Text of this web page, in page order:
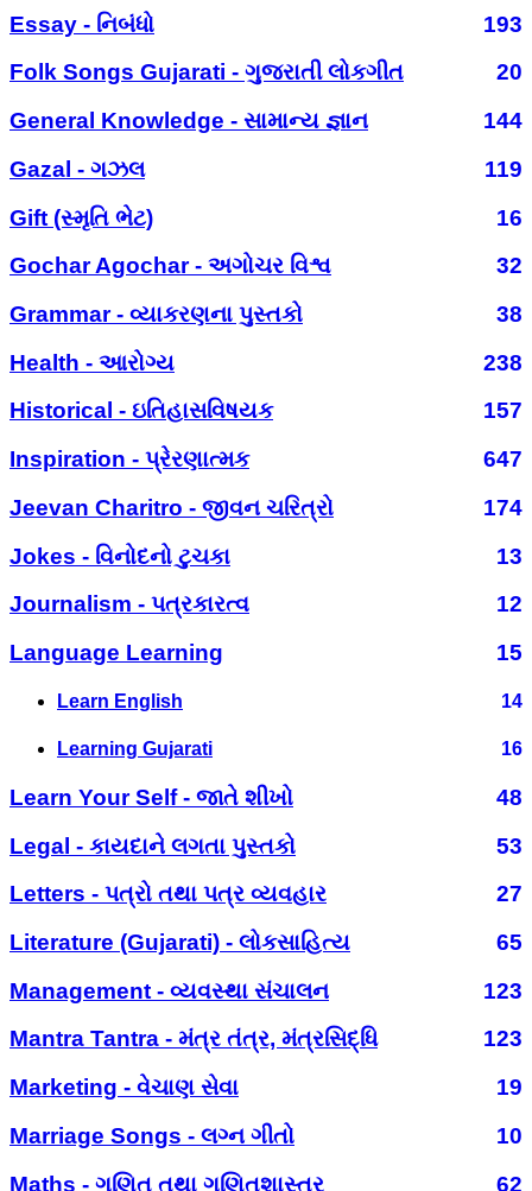
Essay - નિબંધો
193
Folk Songs Gujarati - ગુજરાતી લોકગીત
20
General Knowledge - સામાન્ય જ્ઞાન
144
Gazal - ગઝલ
119
Gift (સ્મૃતિ ભેટ)
16
Gochar Agochar - અગોચર વિશ્વ
32
Grammar - વ્યાકરણના પુસ્તકો
38
Health - આરોગ્ય
238
Historical - ઇતિહાસવિષયક
157
Inspiration - પ્રેરણાત્મક
647
Jeevan Charitro - જીવન ચરિત્રો
174
Jokes - વિનોદનો ટુચકા
13
Journalism - પત્રકારત્વ
12
Language Learning
15
Learn English 14
Learning Gujarati 16
Learn Your Self - જાતે શીખો
48
Legal - કાયદાને લગતા પુસ્તકો
53
Letters - પત્રો તથા પત્ર વ્યવહાર
27
Literature (Gujarati) - લોકસાહિત્ય
65
Management - વ્યવસ્થા સંચાલન
123
Mantra Tantra - મંત્ર તંત્ર, મંત્રસિદ્ધિ
123
Marketing - વેચાણ સેવા
19
Marriage Songs - લગ્ન ગીતો
10
Maths - ગણિત તથા ગણિતશાસ્ત્ર
62